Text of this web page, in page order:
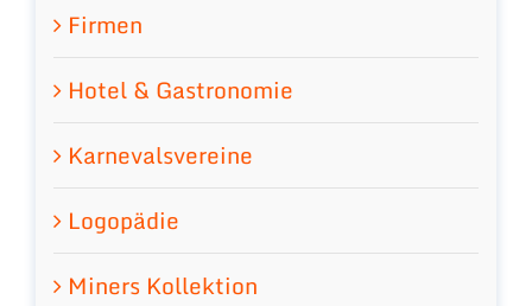
Firmen
Hotel & Gastronomie
Karnevalsvereine
Logopädie
Miners Kollektion